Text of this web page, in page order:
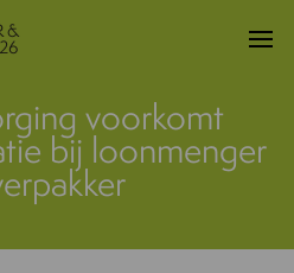
&
voorkomt
bij loonmenger